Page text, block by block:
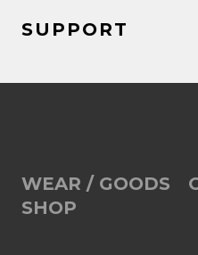
SUPPORT
WEAR / GOODS
SHOP